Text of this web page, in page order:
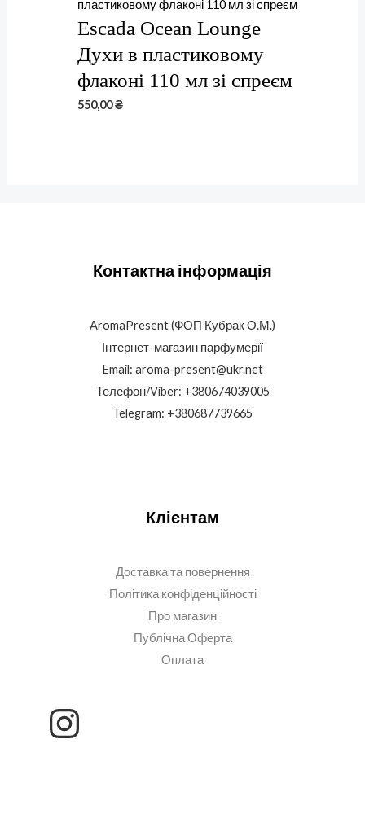
Escada Ocean Lounge
Духи в пластиковому
флаконі 110 мл зі спреєм
550,00₴
Контактна інформація
AromaPresent (ФОП Кубрак О.М.)
Інтернет-магазин парфумерії
Email: aroma-present@ukr.net
Телефон/Viber: +380674039005
Telegram: +380687739665
Клієнтам
Доставка та повернення
Політика конфіденційності
Про магазин
Публічна Оферта
Оплата